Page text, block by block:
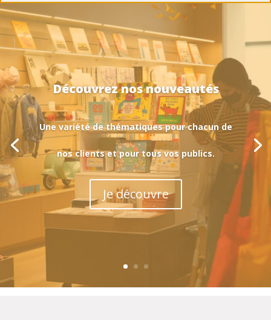
Découvrez nos nouveautés
Une variété de thématiques pour chacun de
nos clients et pour tous vos publics.
Je découvre